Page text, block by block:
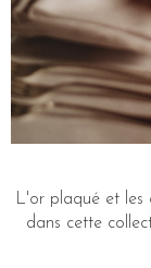
L'or plaqué et les
dans cette